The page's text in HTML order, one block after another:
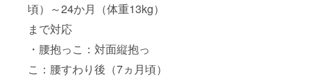
頃）～24か月（体重13kg）
まで対応
・腰抱っこ：対面縦抱っ
こ：腰すわり後（7ヵ月頃）